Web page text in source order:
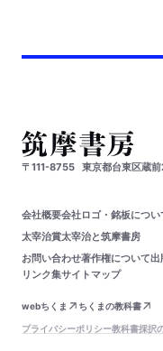
〒111-8755 東京都台東区蔵
会社概要会社ロゴ・銘板につい
太宰治賞太宰治と筑摩書房
お問い合わせ著作権について出
リンク集サイトマップ
webちくま
ちくまの教科書
プライバシーポリシー教科書採択